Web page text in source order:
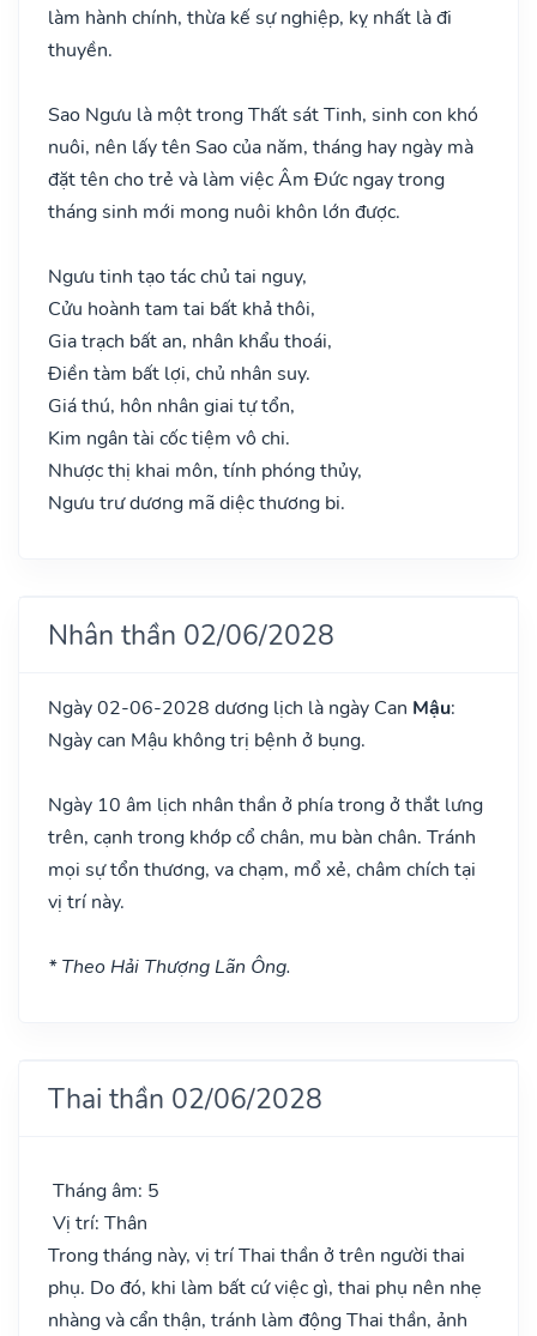
làm hành chính, thừa kế sự nghiệp, kỵ nhất là đi
thuyền.
Sao Ngưu là một trong Thất sát Tinh, sinh con khó
nuôi, nên lấy tên Sao của năm, tháng hay ngày mà
đặt tên cho trẻ và làm việc Âm Đức ngay trong
tháng sinh mới mong nuôi khôn lớn được.
Ngưu tinh tạo tác chủ tai nguy,
Cửu hoành tam tai bất khả thôi,
Gia trạch bất an, nhân khẩu thoái,
Điền tàm bất lợi, chủ nhân suy.
Giá thú, hôn nhân giai tự tổn,
Kim ngân tài cốc tiệm vô chi.
Nhược thị khai môn, tính phóng thủy,
Ngưu trư dương mã diệc thương bi.
Nhân thần 02/06/2028
Ngày 02-06-2028 dương lịch là ngày Can Mậu:
Ngày can Mậu không trị bệnh ở bụng.
Ngày 10 âm lịch nhân thần ở phía trong ở thắt lưng
trên, cạnh trong khớp cổ chân, mu bàn chân. Tránh
mọi sự tổn thương, va chạm, mổ xẻ, châm chích tại
vị trí này.
* Theo Hải Thượng Lãn Ông.
Thai thần 02/06/2028
Tháng âm: 5
Vị trí: Thân
Trong tháng này, vị trí Thai thần ở trên người thai
phụ. Do đó, khi làm bất cứ việc gì, thai phụ nên nhẹ
nhàng và cẩn thận, tránh làm động Thai thần, ảnh